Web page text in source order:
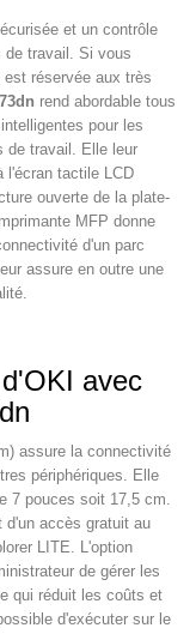
et un contrôle
de travail. Si vous
réservée aux très
rend abordable tous
pour les
de travail. Elle leur
l'écran tactile LCD
ouverte de la plate-
MFP donne
d'un parc
assure en outre une
avec
assure la connectivité
périphériques. Elle
7 pouces soit 17,5 cm.
d'un accès gratuit au
LITE. L'option
de gérer les
qui réduit les coûts et
d'exécuter sur le